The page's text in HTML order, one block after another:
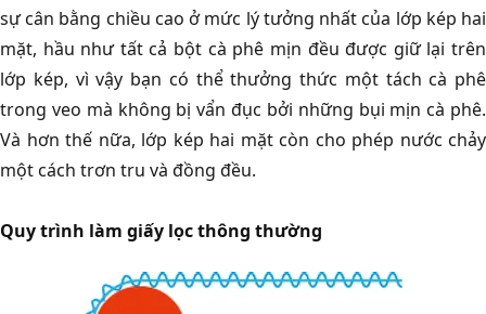
sự cân bằng chiều cao ở mức lý tưởng nhất của lớp kép hai
mặt, hầu như tất cả bột cà phê mịn đều được giữ lại trên
lớp kép, vì vậy bạn có thể thưởng thức một tách cà phê
trong veo mà không bị vẩn đục bởi những bụi mịn cà phê.
Và hơn thế nữa, lớp kép hai mặt còn cho phép nước chảy
một cách trơn tru và đồng đều.
Quy trình làm giấy lọc thông thường